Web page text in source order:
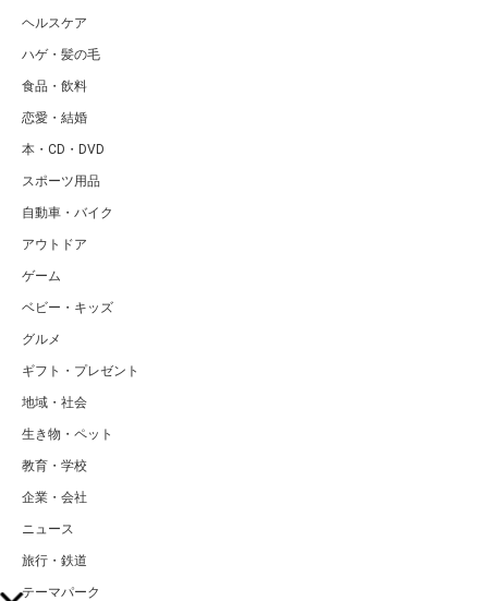
ヘルスケア
ハゲ・髪の毛
食品・飲料
恋愛・結婚
本・CD・DVD
スポーツ用品
自動車・バイク
アウトドア
ゲーム
ベビー・キッズ
グルメ
ギフト・プレゼント
地域・社会
生き物・ペット
教育・学校
企業・会社
ニュース
旅行・鉄道
テーマパーク